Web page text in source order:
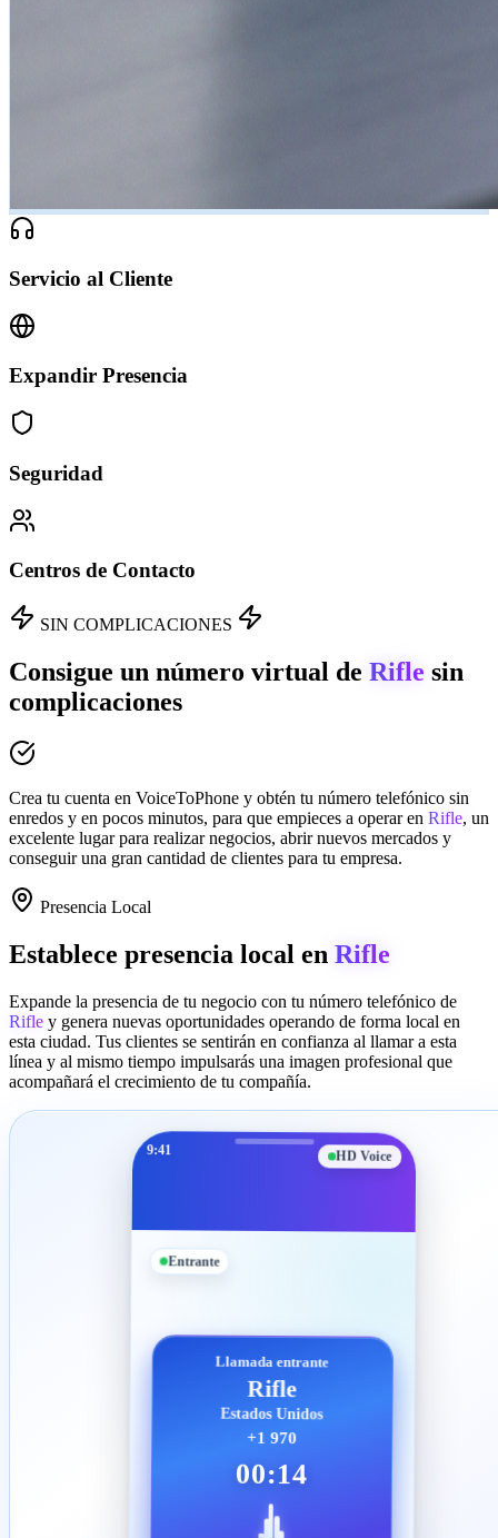
Servicio al Cliente
Expandir Presencia
Seguridad
Centros de Contacto
SIN COMPLICACIONES
Consigue un número virtual de Rifle sin
complicaciones
Crea tu cuenta en VoiceToPhone y obtén tu número telefónico sin
enredos y en pocos minutos, para que empieces a operar en Rifle, un
excelente lugar para realizar negocios, abrir nuevos mercados y
conseguir una gran cantidad de clientes para tu empresa.
Presencia Local
Establece presencia local en Rifle
Expande la presencia de tu negocio con tu número telefónico de
Rifle y genera nuevas oportunidades operando de forma local en
esta ciudad. Tus clientes se sentirán en confianza al llamar a esta
línea y al mismo tiempo impulsarás una imagen profesional que
acompañará el crecimiento de tu compañía.
9:41 HD Voice
Entrante
Llamada entrante
Rifle
Estados Unidos
+1 970
00:14